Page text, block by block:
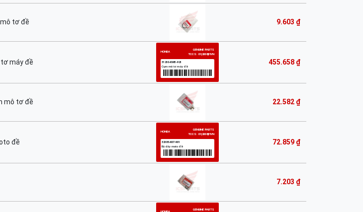
tơ đề 9.603 ₫
tơ máy đề 455.658 ₫
mô tơ đề 22.582 ₫
đề 72.859 ₫
7.203 ₫